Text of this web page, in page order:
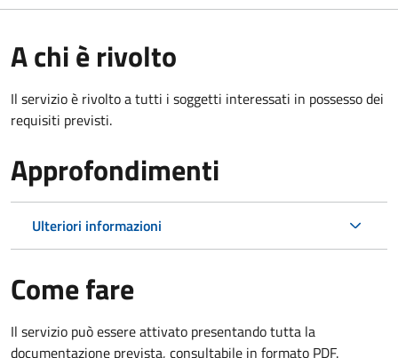
A chi è rivolto
Il servizio è rivolto a tutti i soggetti interessati in possesso dei
requisiti previsti.
Approfondimenti
Ulteriori informazioni
Come fare
Il servizio può essere attivato presentando tutta la
documentazione prevista, consultabile in formato PDF.